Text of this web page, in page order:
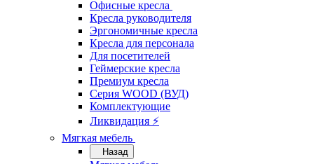
Офисные кресла
Кресла руководителя
Эргономичные кресла
Кресла для персонала
Для посетителей
Геймерские кресла
Премиум кресла
Серия WOOD (ВУД)
Комплектующие
Ликвидация ⚡
Мягкая мебель
Назад